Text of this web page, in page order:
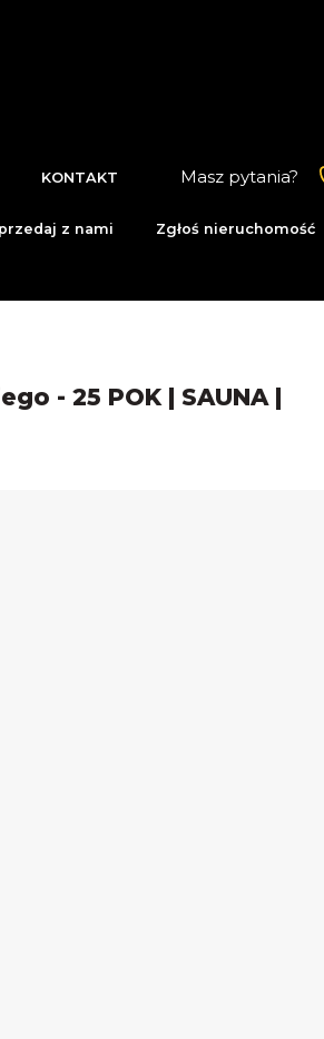
Masz pytania?
KONTAKT
z nami Zgłoś nieruchomość
- 25 POK | SAUNA |